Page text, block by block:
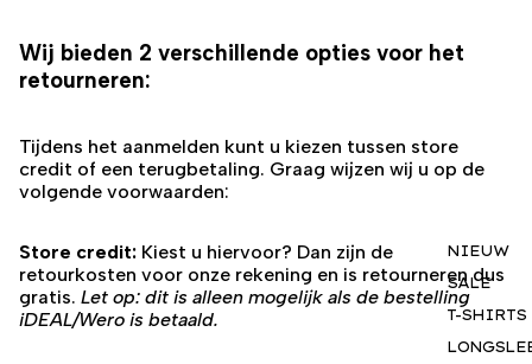
NIEUW
SALE
T-SHIRTS
Wij bieden 2 verschillende opties voor het
retourneren:
Tijdens het aanmelden kunt u kiezen tussen store
credit of een terugbetaling. Graag wijzen wij u op de
volgende voorwaarden:
Store credit: Kiest u hiervoor? Dan zijn de
retourkosten voor onze rekening en is retourneren dus
gratis. Let op: dit is alleen mogelijk als de bestelling
iDEAL/Wero is betaald.